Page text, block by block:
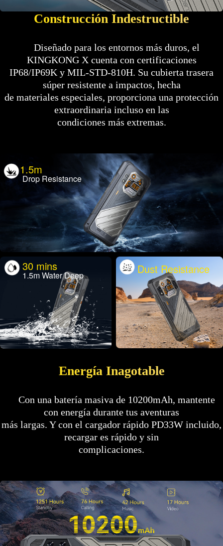
Construcción Indestructible
Diseñado para los entornos más duros, el
KINGKONG X cuenta con certificaciones
IP68/IP69K y MIL-STD-810H. Su cubierta trasera
súper resistente a impactos, hecha
de materiales especiales, proporciona una protección
extraordinaria incluso en las
condiciones más extremas.
1.5m
Drop Resistance
30 mins
1.5m Water Deep Dust Resistance
Energía Inagotable
Con una batería masiva de 10200mAh, mantente
con energía durante tus aventuras
más largas. Y con el cargador rápido PD33W incluido,
recargar es rápido y sin
complicaciones.